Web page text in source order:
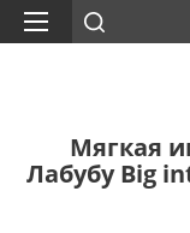
Мягкая
Лабубу Big